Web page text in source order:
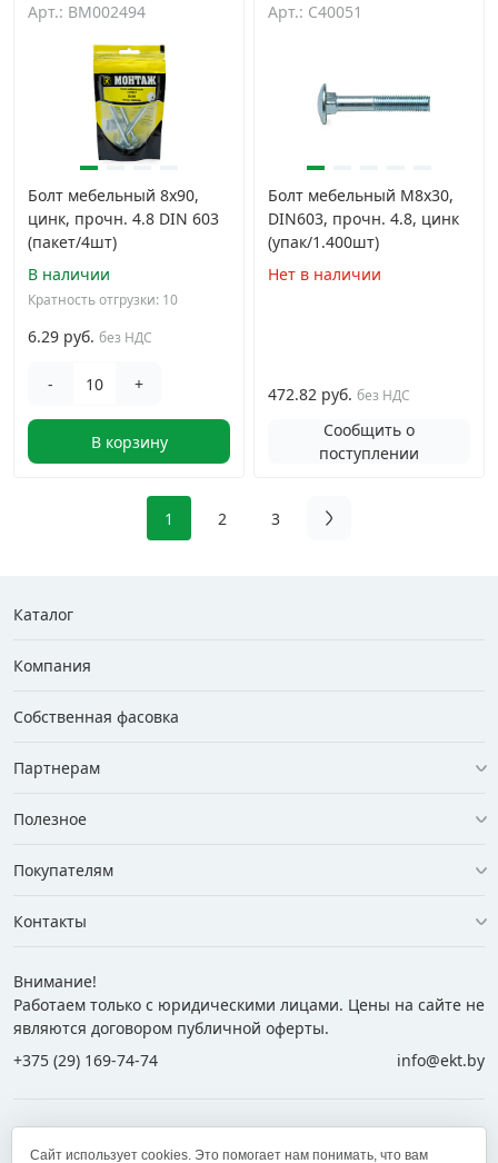
Арт.: BM002494
Болт мебельный 8х90,
цинк, прочн. 4.8 DIN 603
(пакет/4шт)
В наличии
Кратность отгрузки: 10
6.29 руб. без НДС
- +
В корзину
Арт.: C40051
Болт мебельный М8х30,
DIN603, прочн. 4.8, цинк
(упак/1.400шт)
Нет в наличии
472.82 руб. без НДС
Сообщить о
поступлении
1 2 3
Каталог
Компания
Собственная фасовка
Партнерам
Полезное
Покупателям
Контакты
Внимание!
Работаем только с юридическими лицами. Цены на сайте не
являются договором публичной оферты.
+375 (29) 169-74-74
info@ekt.by
Сайт использует cookies. Это помогает нам понимать, что вам